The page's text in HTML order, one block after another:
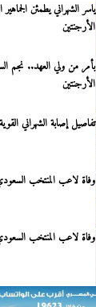
ياسر الشهراني يطمئن
الأرجنتين
بأمر من ولي العهد.. نجم
الأرجنتين
تفاصيل إصابة الشهراني
وفاة لاعب المنتخب
وفاة لاعب المنتخب